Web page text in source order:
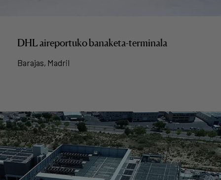
DHL aireportuko banaketa-terminala
Barajas, Madril